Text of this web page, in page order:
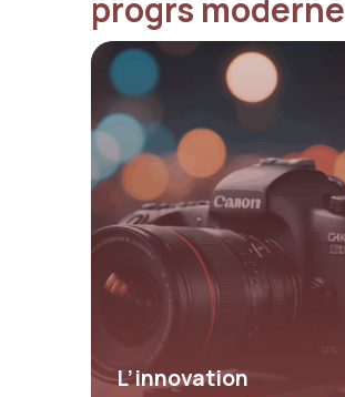
progrs moderne
L’innovation